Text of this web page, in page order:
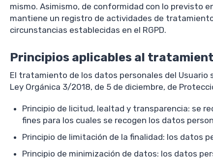
mismo. Asimismo, de conformidad con lo previsto
mantiene un registro de actividades de
circunstancias establecidas en el RGPD.
Principios aplicables al
El tratamiento de los datos personales del Usuario
Ley Orgánica 3/2018, de 5 de diciembre, de
Principio de licitud, lealtad y transparencia: se
fines para los cuales se recogen los datos
Principio de limitación de la finalidad: los datos
Principio de minimización de datos: los datos